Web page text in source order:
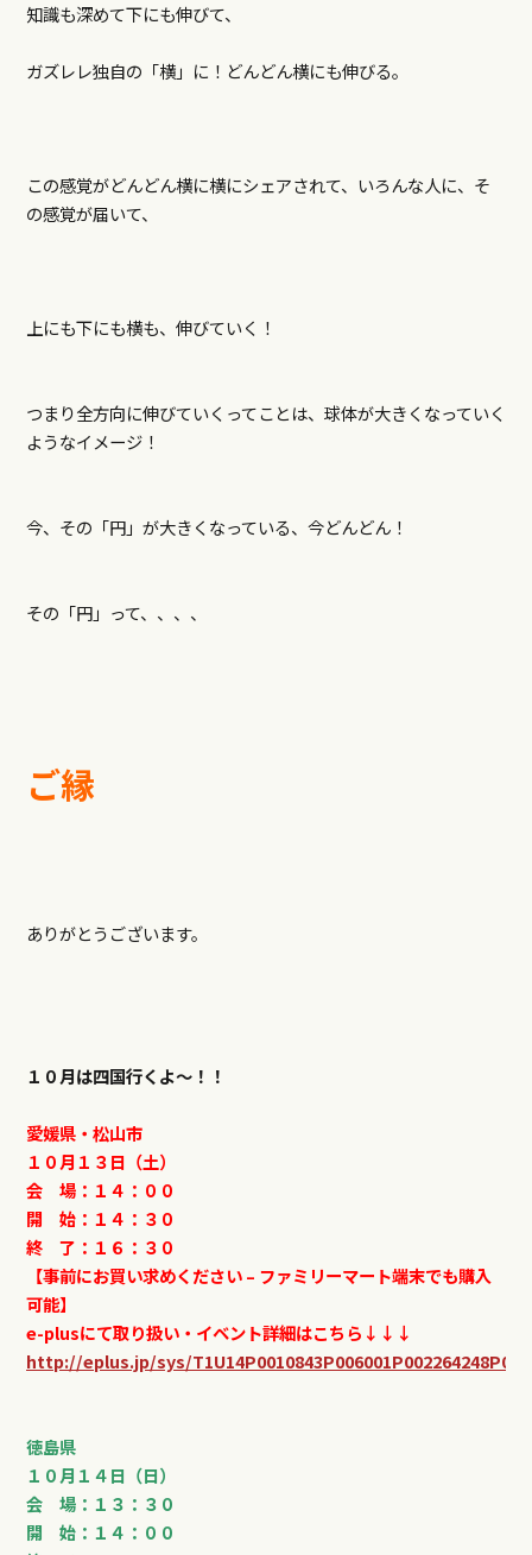
知識も深めて下にも伸びて、
ガズレレ独自の「横」に！どんどん横にも伸びる。
この感覚がどんどん横に横にシェアされて、いろんな人に、そ
の感覚が届いて、
上にも下にも横も、伸びていく！
つまり全方向に伸びていくってことは、球体が大きくなっていく
ようなイメージ！
今、その「円」が大きくなっている、今どんどん！
その「円」って、、、、
ご縁
ありがとうございます。
１０月は四国行くよ〜！！
愛媛県・松山市
１０月１３日（土）
会 場：１４：００
開 始：１４：３０
終 了：１６：３０
【事前にお買い求めください – ファミリーマート端末でも購入
可能】
e-plusにて取り扱い・イベント詳細はこちら↓↓↓
http://eplus.jp/sys/
徳島県
１０月１４日（日）
会 場：１３：３０
開 始：１４：００